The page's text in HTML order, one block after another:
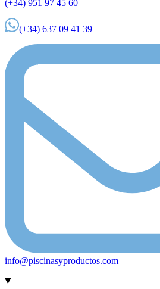
(+34) 951 97 45 60
(+34) 637 09 41 39
info@piscinasyproductos.com